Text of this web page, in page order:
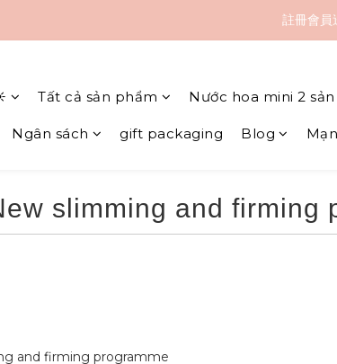
全館滿
註冊會
Tất cả sản phẩm Nước hoa mini 2
Ngân sách gift packaging Blog
slimming and firming